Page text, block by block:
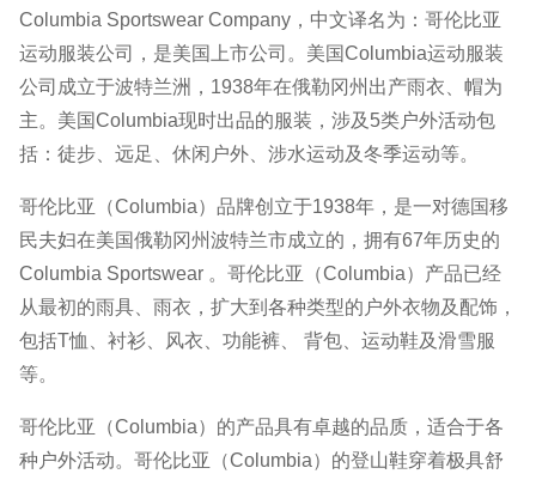
Columbia Sportswear Company，中文译名为：哥伦比亚
运动服装公司，是美国上市公司。美国Columbia运动服装
公司成立于波特兰洲，1938年在俄勒冈州出产雨衣、帽为
主。美国Columbia现时出品的服装，涉及5类户外活动包
括：徒步、远足、休闲户外、涉水运动及冬季运动等。
哥伦比亚（Columbia）品牌创立于1938年，是一对德国移
民夫妇在美国俄勒冈州波特兰市成立的，拥有67年历史的
Columbia Sportswear 。哥伦比亚（Columbia）产品已经
从最初的雨具、雨衣，扩大到各种类型的户外衣物及配饰，
包括T恤、衬衫、风衣、功能裤、 背包、运动鞋及滑雪服
等。
哥伦比亚（Columbia）的产品具有卓越的品质，适合于各
种户外活动。哥伦比亚（Columbia）的登山鞋穿着极具舒